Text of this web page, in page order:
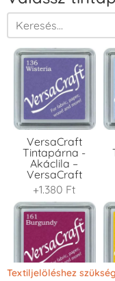
VersaCraft
Tintapárna -
Akáclila –
VersaCraft
+1.380 Ft
Textiljelöléshez